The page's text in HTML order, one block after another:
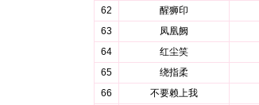
62
醒狮印
63
凤凰阙
64
红尘笑
65
绕指柔
66
不要赖上我